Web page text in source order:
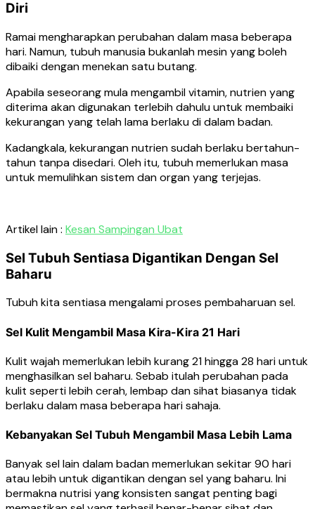
Diri
Ramai mengharapkan perubahan dalam masa beberapa
hari. Namun, tubuh manusia bukanlah mesin yang boleh
dibaiki dengan menekan satu butang.
Apabila seseorang mula mengambil vitamin, nutrien yang
diterima akan digunakan terlebih dahulu untuk membaiki
kekurangan yang telah lama berlaku di dalam badan.
Kadangkala, kekurangan nutrien sudah berlaku bertahun-
tahun tanpa disedari. Oleh itu, tubuh memerlukan masa
untuk memulihkan sistem dan organ yang terjejas.
Artikel lain : Kesan Sampingan Ubat
Sel Tubuh Sentiasa Digantikan Dengan Sel
Baharu
Tubuh kita sentiasa mengalami proses pembaharuan sel.
Sel Kulit Mengambil Masa Kira-Kira 21 Hari
Kulit wajah memerlukan lebih kurang 21 hingga 28 hari untuk
menghasilkan sel baharu. Sebab itulah perubahan pada
kulit seperti lebih cerah, lembap dan sihat biasanya tidak
berlaku dalam masa beberapa hari sahaja.
Kebanyakan Sel Tubuh Mengambil Masa Lebih Lama
Banyak sel lain dalam badan memerlukan sekitar 90 hari
atau lebih untuk digantikan dengan sel yang baharu. Ini
bermakna nutrisi yang konsisten sangat penting bagi